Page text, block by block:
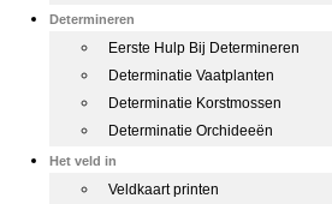
Determineren
Eerste Hulp Bij Determineren
Determinatie Vaatplanten
Determinatie Korstmossen
Determinatie Orchideeën
Het veld in
Veldkaart printen